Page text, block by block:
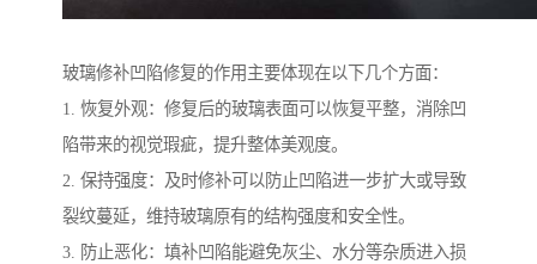
玻璃修补凹陷修复的作用主要体现在以下几个方面：
1. 恢复外观：修复后的玻璃表面可以恢复平整，消除凹
陷带来的视觉瑕疵，提升整体美观度。
2. 保持强度：及时修补可以防止凹陷进一步扩大或导致
裂纹蔓延，维持玻璃原有的结构强度和安全性。
3. 防止恶化：填补凹陷能避免灰尘、水分等杂质进入损